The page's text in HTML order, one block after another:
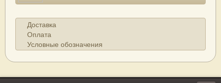
Доставка
Оплата
Условные обозначения